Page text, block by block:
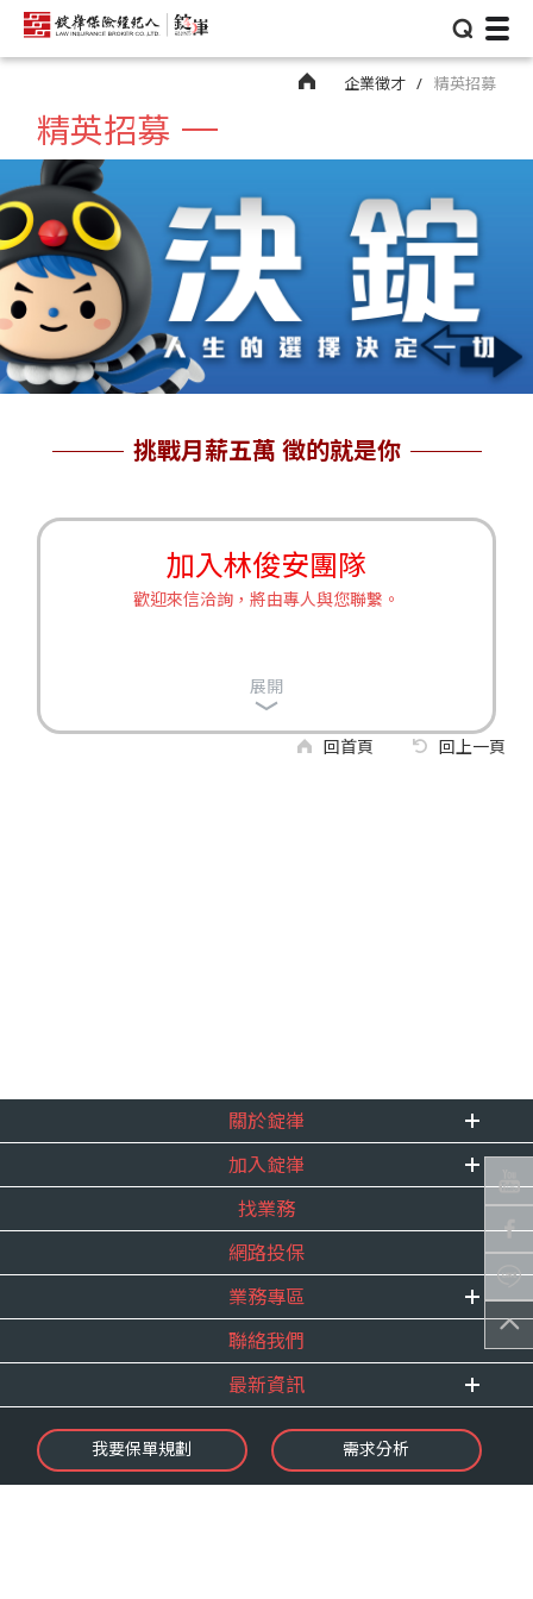
⌕
企業徵才 精英招募
精英招募
挑戰月薪五萬 徵的就是你
展開
加入林俊安團隊
歡迎來信洽詢，將由專人與您聯繫。
回首頁 回上一頁
關於錠嵂
企業資訊
重要事跡
得獎紀錄
服務宣言
合作夥伴
加入錠嵂
內勤招聘
精英招募
年度增員計畫
找業務
網路投保
業務專區
E 線資源網
聯絡我們
最新資訊
最新消息
錠嵂焦點
我要保單規劃 需求分析